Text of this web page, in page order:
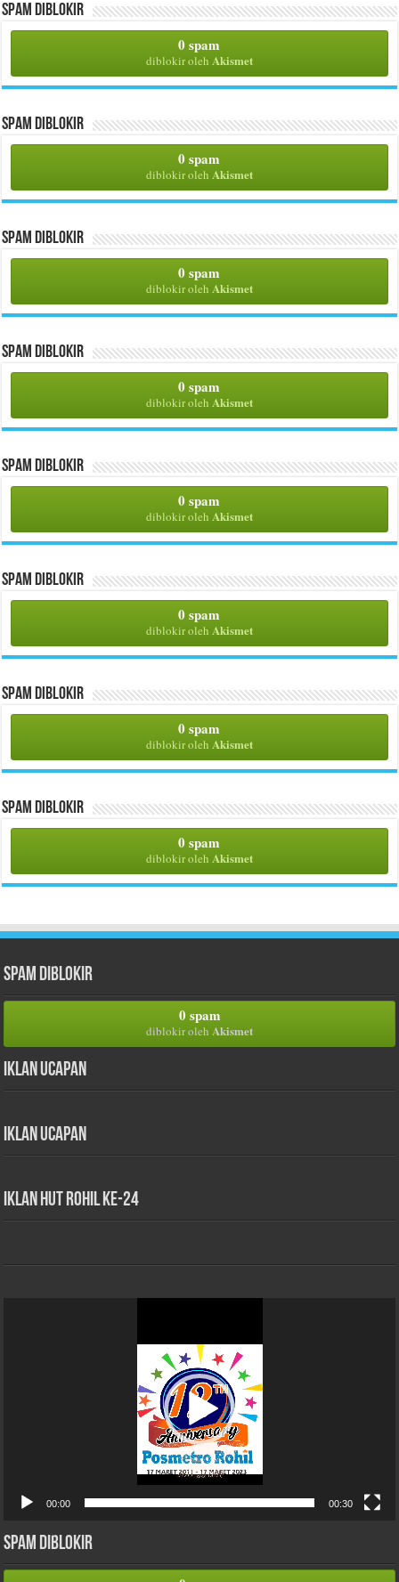
Spam Diblokir
0 spam
diblokir oleh Akismet
Spam Diblokir
0 spam
diblokir oleh Akismet
Spam Diblokir
0 spam
diblokir oleh Akismet
Spam Diblokir
0 spam
diblokir oleh Akismet
Spam Diblokir
0 spam
diblokir oleh Akismet
Spam Diblokir
0 spam
diblokir oleh Akismet
Spam Diblokir
0 spam
diblokir oleh Akismet
Spam Diblokir
0 spam
diblokir oleh Akismet
Spam Diblokir
0 spam
diblokir oleh Akismet
Iklan Ucapan
Iklan Ucapan
iklan HUT Rohil Ke-24
00:00 00:30
Spam Diblokir